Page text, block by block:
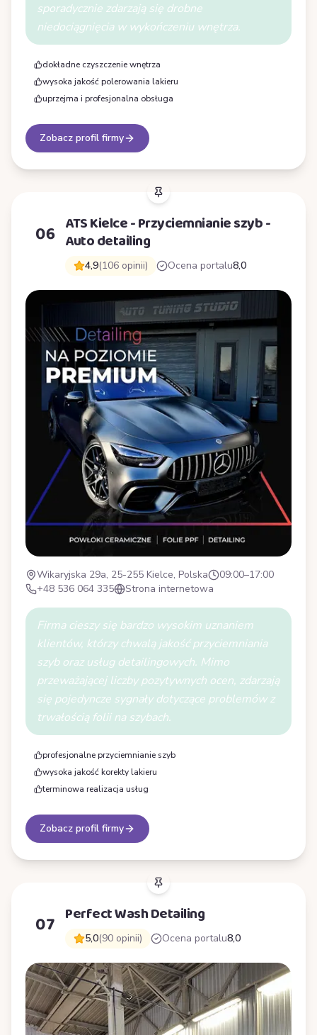
sporadycznie zdarzają się drobne
niedociągnięcia w wykończeniu wnętrza.
dokładne czyszczenie wnętrza
wysoka jakość polerowania lakieru
uprzejma i profesjonalna obsługa
Zobacz profil firmy
06 ATS Kielce - Przyciemnianie szyb -
Auto detailing
4,9(106 opinii) Ocena portalu8,0
Wikaryjska 29a, 25-255 Kielce, Polska
09:00–17:00
+48 536 064 335
Strona internetowa
Firma cieszy się bardzo wysokim uznaniem
klientów, którzy chwalą jakość przyciemniania
szyb oraz usług detailingowych. Mimo
przeważającej liczby pozytywnych ocen, zdarzają
się pojedyncze sygnały dotyczące problemów z
trwałością folii na szybach.
profesjonalne przyciemnianie szyb
wysoka jakość korekty lakieru
terminowa realizacja usług
Zobacz profil firmy
07 Perfect Wash Detailing
5,0(90 opinii) Ocena portalu8,0